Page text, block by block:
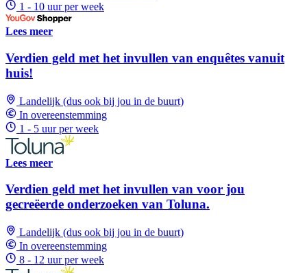
1 - 10 uur per week
Lees meer
Verdien geld met het invullen van enquêtes vanuit
huis!
Landelijk (dus ook bij jou in de buurt)
In overeenstemming
1 - 5 uur per week
Lees meer
Verdien geld met het invullen van voor jou
gecreëerde onderzoeken van Toluna.
Landelijk (dus ook bij jou in de buurt)
In overeenstemming
8 - 12 uur per week